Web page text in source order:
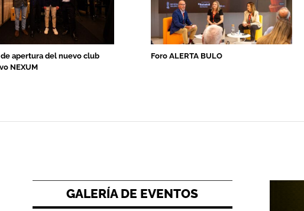
apertura del nuevo club
NEXUM
Foro ALERTA BULO
GALERÍA DE EVENTOS